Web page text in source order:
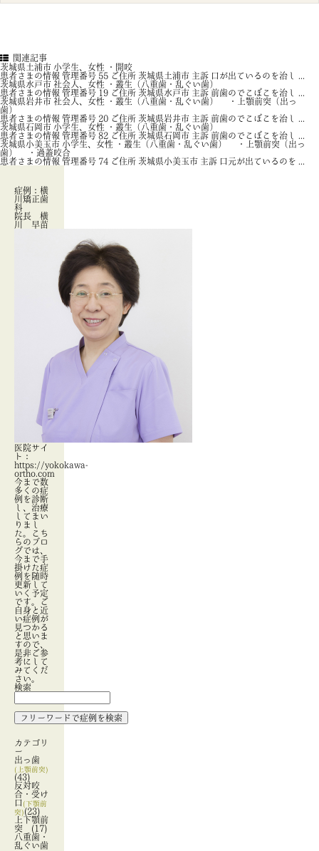
関連記事
茨城県土浦市 小学生、女性 ・開咬
患者さまの情報 管理番号 55 ご住所 茨城県土浦市 主訴 口が出ているのを治し ...
茨城県水戸市 社会人、女性 ・叢生（八重歯・乱ぐい歯）
患者さまの情報 管理番号 19 ご住所 茨城県水戸市 主訴 前歯のでこぼこを治し ...
茨城県岩井市 社会人、女性 ・叢生（八重歯・乱ぐい歯） ・上顎前突（出っ
歯）
患者さまの情報 管理番号 20 ご住所 茨城県岩井市 主訴 前歯のでこぼこを治し ...
茨城県石岡市 小学生、女性 ・叢生（八重歯・乱ぐい歯）
患者さまの情報 管理番号 82 ご住所 茨城県石岡市 主訴 前歯のでこぼこを治し ...
茨城県小美玉市 小学生、女性 ・叢生（八重歯・乱ぐい歯） ・上顎前突（出っ
歯） ・過蓋咬合
患者さまの情報 管理番号 74 ご住所 茨城県小美玉市 主訴 口元が出ているのを ...
症例：横
川矯正歯
科
院長 横
川 早苗
医院サイ
ト：
https://yokokawa-
ortho.com
今まで数
多くの症
例を診断
し、治療
してまい
りまし
た。こち
らのブロ
グでは、
今まで手
掛けた症
例を随時
更新して
いく予定
です。ご
自身と近
い症例が
見つかる
と思いま
すので、
是非ご参
考にして
みてくだ
さい。
検索
カテゴリ
ー
出っ歯
(上顎前突)
(43)
反対咬
合・受け
口 (下顎前
突)(23)
上下顎前
突 (17)
八重歯・
乱ぐい歯